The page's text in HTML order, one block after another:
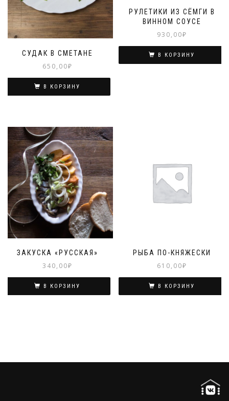
СУДАК В СМЕТАНЕ
650,00₽
В КОРЗИНУ
РУЛЕТИКИ ИЗ СЁМГИ В
ВИННОМ СОУСЕ
930,00₽
В КОРЗИНУ
ЗАКУСКА «РУССКАЯ»
340,00₽
В КОРЗИНУ
РЫБА ПО-КНЯЖЕСКИ
610,00₽
В КОРЗИНУ